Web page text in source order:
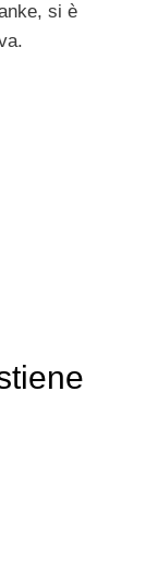
si è